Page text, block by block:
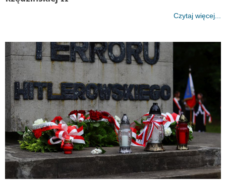
Czytaj więcej...